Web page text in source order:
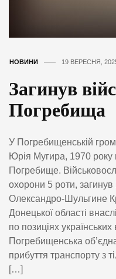
НОВИНИ 19 ВЕРЕСНЯ,
Загинув
Погребища
У Погребищенській
Юрія Мугира, 1970
Погребище.
охорони 5 роти,
Олександро-Шульгине
Донецької області
по позиціях
Погребищенська
прибуття транспорту з
[…]